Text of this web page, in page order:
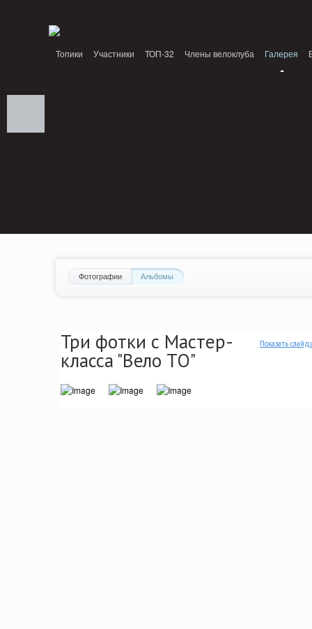
Топики Участники ТОП-32 Члены велоклуба Галерея
Фотографии Альбомы
Показать
Три фотки с Мастер-
класса "Вело ТО"